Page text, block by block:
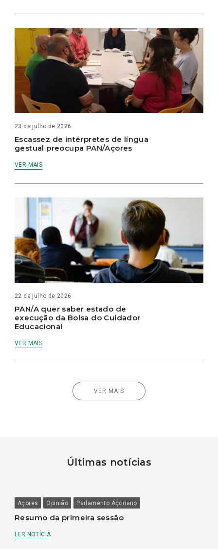
23 de julho de 2026
Escassez de intérpretes de língua
gestual preocupa PAN/Açores
VER MAIS
22 de julho de 2026
PAN/A quer saber estado de
execução da Bolsa do Cuidador
Educacional
VER MAIS
VER MAIS
Últimas notícias
Açores Opinião Parlamento Açoriano
Resumo da primeira sessão
LER NOTÍCIA